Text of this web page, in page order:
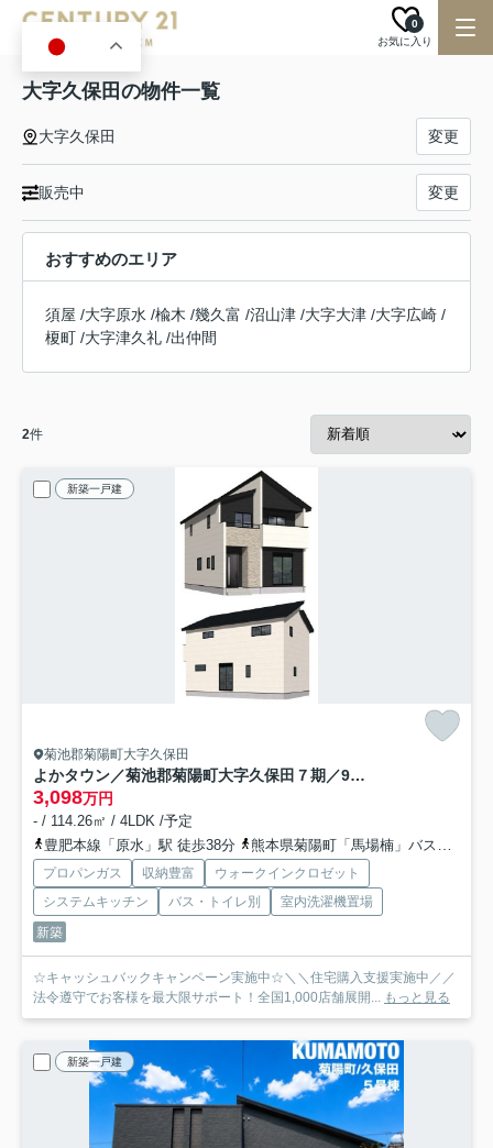
お気に入り
0
大字久保田の物件一覧
大字久保田 変更
販売中 変更
おすすめのエリア
須屋 /大字原水 /楡木 /幾久富 /沼山津 /大字大津 /大字広崎 /
榎町 /大字津久礼 /出仲間
2件
新築一戸建
菊池郡菊陽町大字久保田
よかタウン／菊池郡菊陽町大字久保田７期／9号棟
3,098万円
- / 114.26㎡ / 4LDK /予定
豊肥本線「原水」駅 徒歩38分
熊本県菊陽町「馬場楠」バス停下車 徒歩10分
プロパンガス 収納豊富
ウォークインクロゼット
システムキッチン
バス・トイレ別
室内洗濯機置場
新築
☆キャッシュバックキャンペーン実施中☆＼＼住宅購入支援実施中／／
法令遵守でお客様を最大限サポート！全国1,000店舗展開... もっと見る
新築一戸建